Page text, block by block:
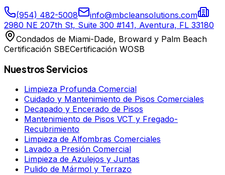
(954) 482-5008
info@mbcleansolutions.com
2980 NE 207th St, Suite 300 #141, Aventura, FL 33180
Condados de Miami-Dade, Broward y Palm Beach
Certificación SBECertificación WOSB
Nuestros Servicios
Limpieza Profunda Comercial
Cuidado y Mantenimiento de Pisos Comerciales
Decapado y Encerado de Pisos
Mantenimiento de Pisos VCT y Fregado-
Recubrimiento
Limpieza de Alfombras Comerciales
Lavado a Presión Comercial
Limpieza de Azulejos y Juntas
Pulido de Mármol y Terrazo